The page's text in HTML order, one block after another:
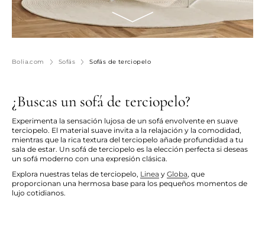
Bolia.com Sofás Sofás de terciopelo
¿Buscas un sofá de terciopelo?
Experimenta la sensación lujosa de un sofá envolvente en suave
terciopelo. El material suave invita a la relajación y la comodidad,
mientras que la rica textura del terciopelo añade profundidad a tu
sala de estar. Un sofá de terciopelo es la elección perfecta si deseas
un sofá moderno con una expresión clásica.
Explora nuestras telas de terciopelo, Linea y Globa, que
proporcionan una hermosa base para los pequeños momentos de
lujo cotidianos.